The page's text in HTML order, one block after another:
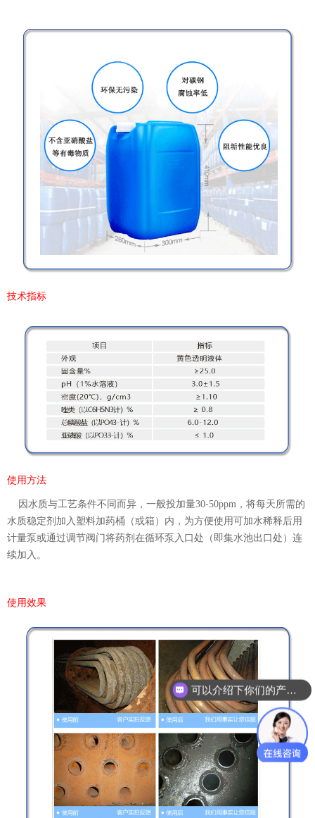
技术指标
使用方法
因水质与工艺条件不同而异，一般投加量30-50ppm，将每天所需的
水质稳定剂加入塑料加药桶（或箱）内，为方便使用可加水稀释后用
计量泵或通过调节阀门将药剂在循环泵入口处（即集水池出口处）连
续加入。
使用效果
可以介绍下你们的产品么？